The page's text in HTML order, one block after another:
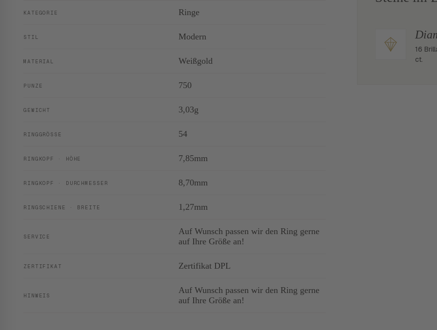
KATEGORIE Ringe
STIL Modern
MATERIAL Weißgold
PUNZE 750
GEWICHT 3,03g
RINGGRÖSSE 54
RINGKOPF · HÖHE 7,85mm
RINGKOPF · DURCHMESSER 8,70mm
RINGSCHIENE · BREITE 1,27mm
SERVICE
Auf Wunsch passen wir den Ring gerne
auf Ihre Größe an!
ZERTIFIKAT Zertifikat DPL
HINWEIS
Auf Wunsch passen wir den Ring gerne
auf Ihre Größe an!
16
ct.